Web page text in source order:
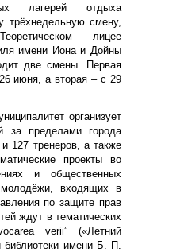
лагерей отдыха
трёхнедельную смену,
лицее
имени Иона и Дойны
две смены. Первая
июня, а вторая – с 29
организует
за пределами города
127 тренеров, а также
проекты во
и общественных
входящих в
по защите прав
ждут в тематических
verii” («Летний
имени Б. П.